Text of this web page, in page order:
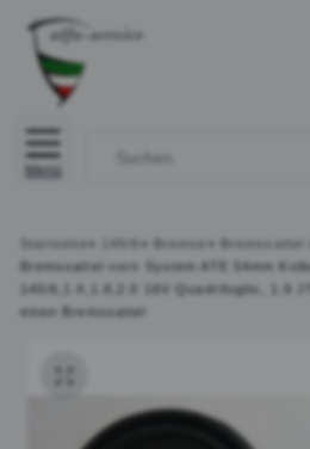
Menü
Startseite » » Bremse » Bremssattel
Bremssattel vorn System ATE 54mm
145/6,1.4,1.8,2.0 16V Quadrifoglio, 1.9
einen Bremssattel